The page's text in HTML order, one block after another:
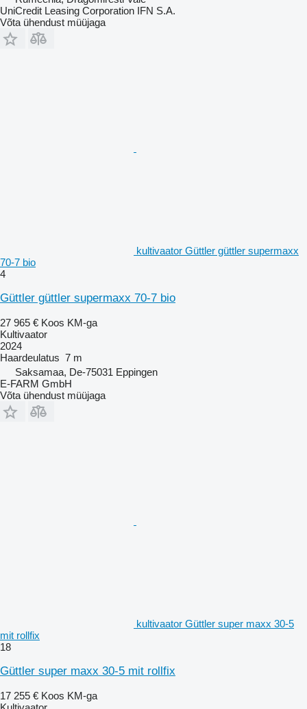
UniCredit Leasing Corporation IFN S.A.
Võta ühendust müüjaga
kultivaator Güttler güttler supermaxx
70-7 bio
4
Güttler güttler supermaxx 70-7 bio
27 965 € Koos KM-ga
Kultivaator
2024
Haardeulatus 7 m
Saksamaa, De-75031 Eppingen
E-FARM GmbH
Võta ühendust müüjaga
kultivaator Güttler super maxx 30-5
mit rollfix
18
Güttler super maxx 30-5 mit rollfix
17 255 € Koos KM-ga